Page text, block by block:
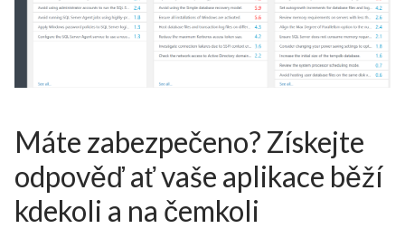
Máte zabezpečeno? Získejte
odpověď ať vaše aplikace běží
kdekoli a na čemkoli